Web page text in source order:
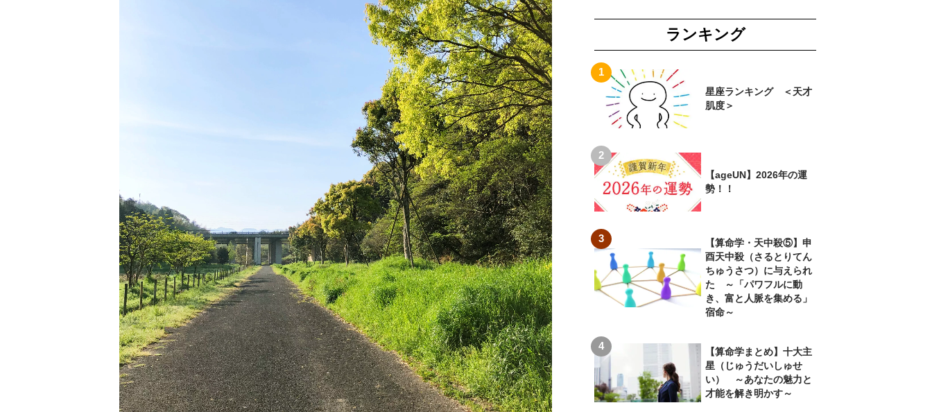
ランキング
星座ランキング ＜天才
肌度＞
【ageUN】2026年の運
勢！！
【算命学・天中殺⑤】申
酉天中殺（さるとりてん
ちゅうさつ）に与えられ
た ～「パワフルに動
き、富と人脈を集める」
宿命～
【算命学まとめ】十大主
星（じゅうだいしゅせ
い） ～あなたの魅力と
才能を解き明かす～